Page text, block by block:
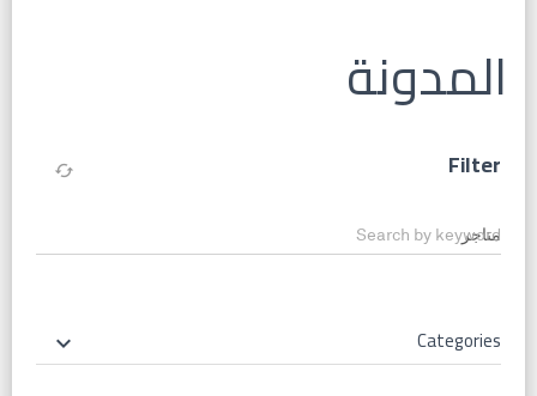
المدونة
Filter
cached
Search by keyword
Categories
keyboard_arrow_down